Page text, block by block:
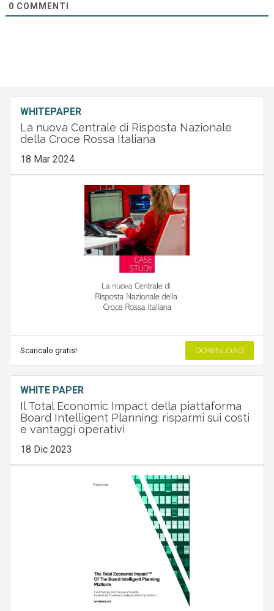
0 COMMENTI
WHITEPAPER
La nuova Centrale di Risposta Nazionale
della Croce Rossa Italiana
18 Mar 2024
Scaricalo gratis! DOWNLOAD
WHITE PAPER
Il Total Economic Impact della piattaforma
Board Intelligent Planning: risparmi sui costi
e vantaggi operativi
18 Dic 2023